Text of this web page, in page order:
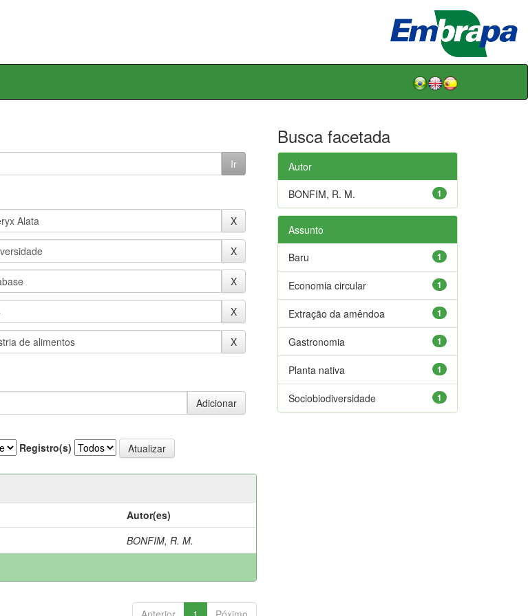
Registro(s)
Autor(es)
BONFIM, R. M.
Busca facetada
Autor
1
BONFIM, R. M.
Assunto
1
Baru
1
Economia circular
1
Extração da amêndoa
1
Gastronomia
1
Planta nativa
1
Sociobiodiversidade